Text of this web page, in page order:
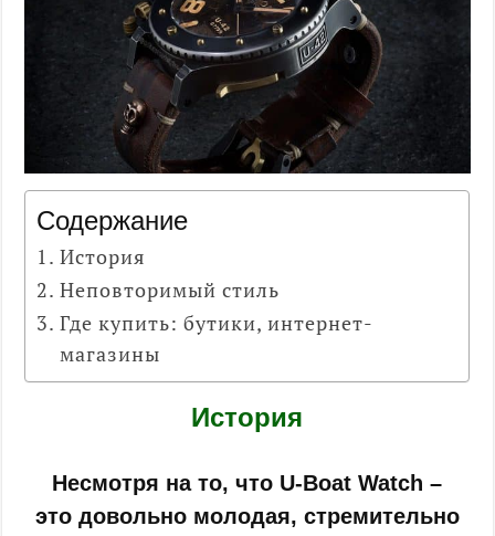
Содержание
История
Неповторимый стиль
Где купить: бутики, интернет-
магазины
История
Несмотря на то, что U-Boat Watch –
это довольно молодая, стремительно